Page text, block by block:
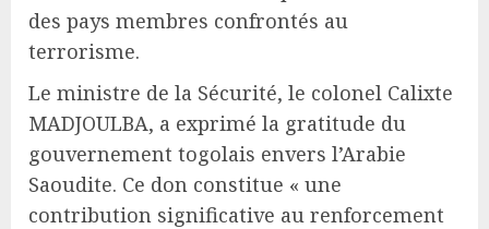
des pays membres confrontés au
terrorisme.
Le ministre de la Sécurité, le colonel Calixte
MADJOULBA, a exprimé la gratitude du
gouvernement togolais envers l’Arabie
Saoudite. Ce don constitue « une
contribution significative au renforcement